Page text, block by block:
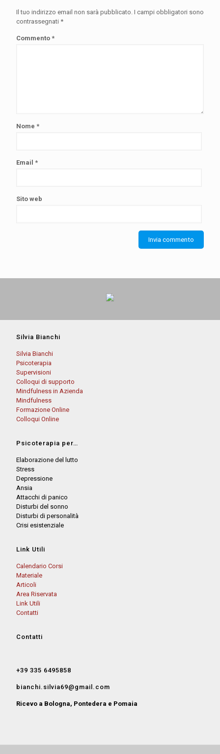
Il tuo indirizzo email non sarà pubblicato. I campi obbligatori sono
contrassegnati *
Commento *
Nome *
Email *
Sito web
Silvia Bianchi
Silvia Bianchi
Psicoterapia
Supervisioni
Colloqui di supporto
Mindfulness in Azienda
Mindfulness
Formazione Online
Colloqui Online
Psicoterapia per…
Elaborazione del lutto
Stress
Depressione
Ansia
Attacchi di panico
Disturbi del sonno
Disturbi di personalità
Crisi esistenziale
Link Utili
Calendario Corsi
Materiale
Articoli
Area Riservata
Link Utili
Contatti
Contatti
+39 335 6495858
bianchi.silvia69@gmail.com
Ricevo a Bologna, Pontedera e Pomaia